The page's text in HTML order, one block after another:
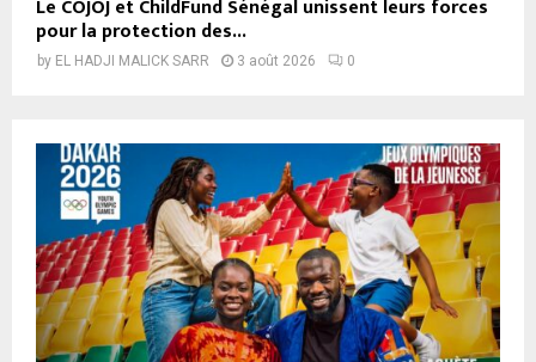
Le COJOJ et ChildFund Sénégal unissent leurs forces
pour la protection des...
by EL HADJI MALICK SARR 3 août 2026 0